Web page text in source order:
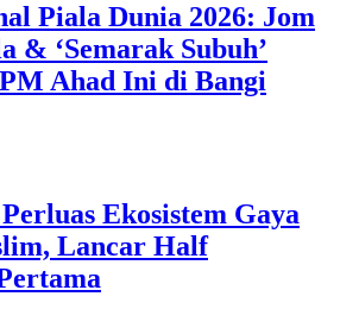
Piala Dunia 2026: Jom
& ‘Semarak Subuh’
Ahad Ini di Bangi
Ekosistem Gaya
Lancar Half